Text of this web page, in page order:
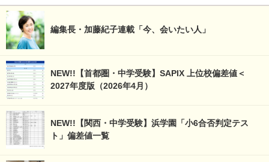
編集長・加藤紀子連載「今、会いたい人」
NEW!!【首都圏・中学受験】SAPIX 上位校偏差値＜
2027年度版（2026年4月）
NEW!!【関西・中学受験】浜学園「小6合否判定テス
ト」偏差値一覧